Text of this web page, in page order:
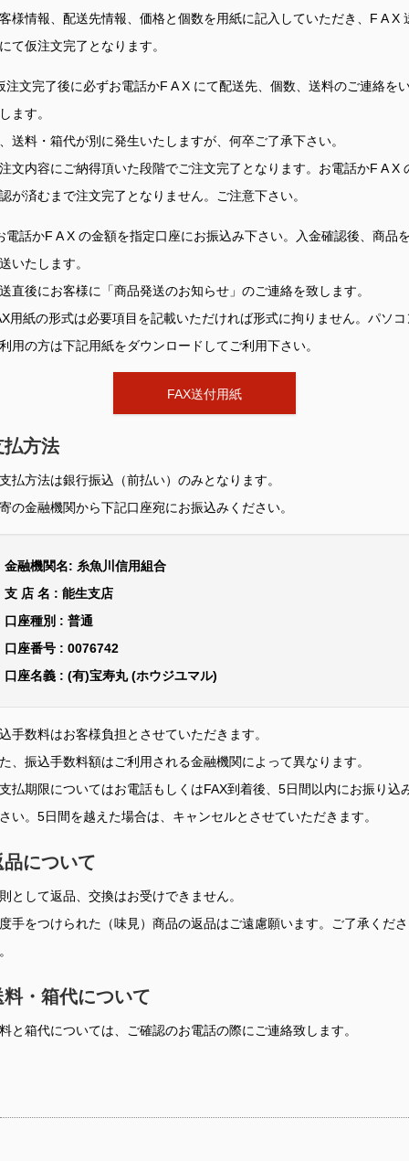
様情報、配送先情報、価格と個数を用紙に記入していただき、F A X
て仮注文完了となります。
注文完了後に必ずお電話かF A X にて配送先、個数、送料のご連絡を
ます。
送料・箱代が別に発生いたしますが、何卒ご了承下さい。
文内容にご納得頂いた段階でご注文完了となります。お電話かF A X
が済むまで注文完了となりません。ご注意下さい。
電話かF A X の金額を指定口座にお振込み下さい。入金確認後、商品
いたします。
直後にお客様に「商品発送のお知らせ」のご連絡を致します。
用紙の形式は必要項目を記載いただければ形式に拘りません。パソコ
用の方は下記用紙をダウンロードしてご利用下さい。
FAX送付用紙
払方法
払方法は銀行振込（前払い）のみとなります。
の金融機関から下記口座宛にお振込みください。
金融機関名: 糸魚川信用組合
支 店 名 : 能生支店
口座種別 : 普通
口座番号 : 0076742
口座名義 : (有)宝寿丸 (ホウジユマル)
手数料はお客様負担とさせていただきます。
、振込手数料額はご利用される金融機関によって異なります。
払期限についてはお電話もしくはFAX到着後、5日間以内にお振り込
い。5日間を越えた場合は、キャンセルとさせていただきます。
品について
として返品、交換はお受けできません。
手をつけられた（味見）商品の返品はご遠慮願います。ご了承くださ
料・箱代について
と箱代については、ご確認のお電話の際にご連絡致します。